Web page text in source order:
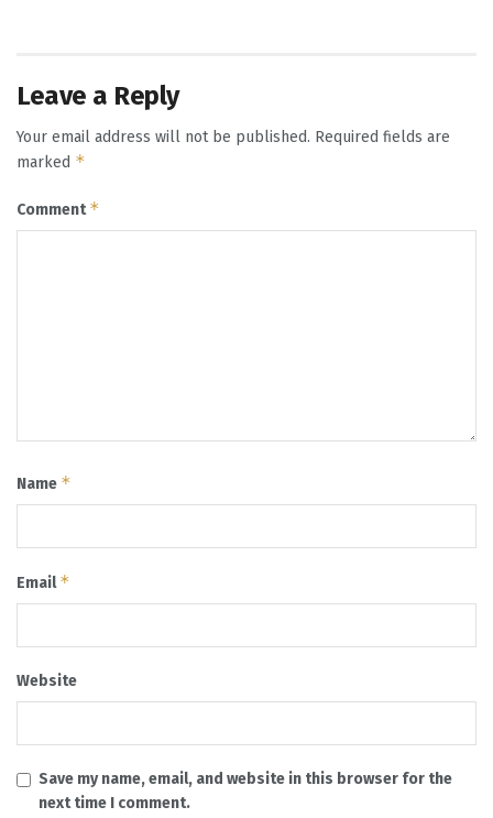
Leave a Reply
Your email address will not be published. Required fields are
marked *
Comment*
Name *
Email*
Website
Save my name, email, and website in this browser for the
next time I comment.